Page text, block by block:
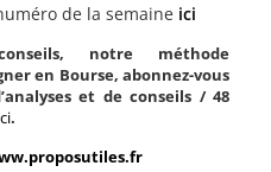
de la semaine ici
notre méthode
en Bourse, abonnez-vous
et de conseils / 48
.